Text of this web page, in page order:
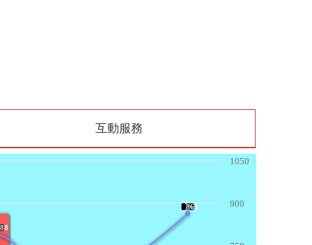
互動服務
863
?863 900
1050